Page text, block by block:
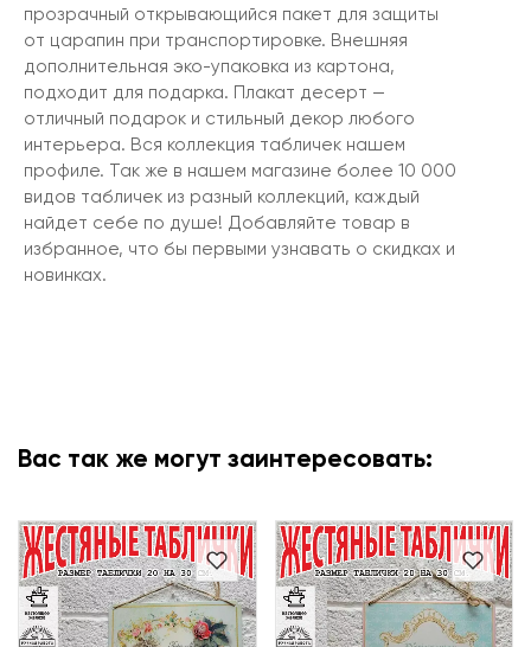
прозрачный открывающийся пакет для защиты
от царапин при транспортировке. Внешняя
дополнительная эко-упаковка из картона,
подходит для подарка. Плакат десерт —
отличный подарок и стильный декор любого
интерьера. Вся коллекция табличек нашем
профиле. Так же в нашем магазине более 10 000
видов табличек из разный коллекций, каждый
найдет себе по душе! Добавляйте товар в
избранное, что бы первыми узнавать о скидках и
новинках.
Вас так же могут заинтересовать: